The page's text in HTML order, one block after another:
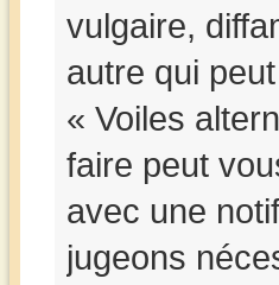
vulgaire,
autre qui
« Voiles
faire peut
avec une
jugeons